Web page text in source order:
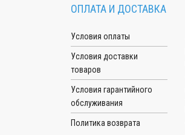
ОПЛАТА И ДОСТАВКА
Условия оплаты
Условия доставки
товаров
Условия гарантийного
обслуживания
Политика возврата